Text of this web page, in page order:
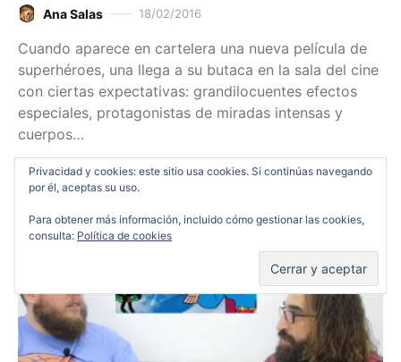
Ana Salas 18/02/2016
Cuando aparece en cartelera una nueva película de
superhéroes, una llega a su butaca en la sala del cine
con ciertas expectativas: grandilocuentes efectos
especiales, protagonistas de miradas intensas y
cuerpos…
Ver entrada
Privacidad y cookies: este sitio usa cookies. Si continúas navegando
por él, aceptas su uso.
Para obtener más información, incluido cómo gestionar las cookies,
consulta: Política de cookies